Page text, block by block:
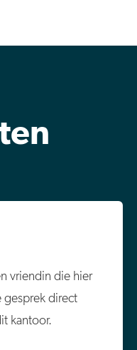
vriendin die hier
gesprek direct
kantoor.